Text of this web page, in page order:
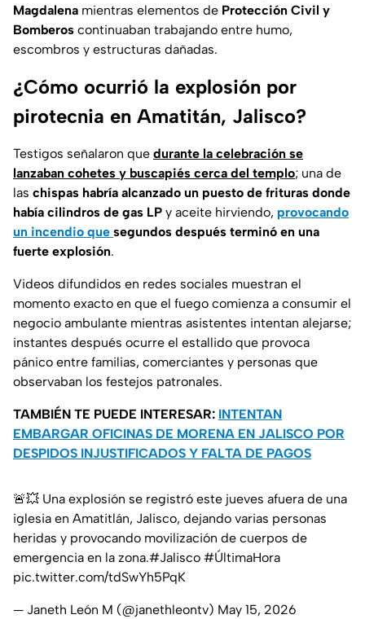
Magdalena mientras elementos de Protección Civil y
Bomberos continuaban trabajando entre humo,
escombros y estructuras dañadas.
¿Cómo ocurrió la explosión por
pirotecnia en Amatitán, Jalisco?
Testigos señalaron que durante la celebración se
lanzaban cohetes y buscapiés cerca del templo; una de
las chispas habría alcanzado un puesto de frituras donde
había cilindros de gas LP y aceite hirviendo, provocando
un incendio que segundos después terminó en una
fuerte explosión.
Videos difundidos en redes sociales muestran el
momento exacto en que el fuego comienza a consumir el
negocio ambulante mientras asistentes intentan alejarse;
instantes después ocurre el estallido que provoca
pánico entre familias, comerciantes y personas que
observaban los festejos patronales.
TAMBIÉN TE PUEDE INTERESAR: INTENTAN
EMBARGAR OFICINAS DE MORENA EN JALISCO POR
DESPIDOS INJUSTIFICADOS Y FALTA DE PAGOS
🚨💥 Una explosión se registró este jueves afuera de una
iglesia en Amatitlán, Jalisco, dejando varias personas
heridas y provocando movilización de cuerpos de
emergencia en la zona.#Jalisco #ÚltimaHora
pic.twitter.com/tdSwYh5PqK
— Janeth León M (@janethleontv) May 15, 2026